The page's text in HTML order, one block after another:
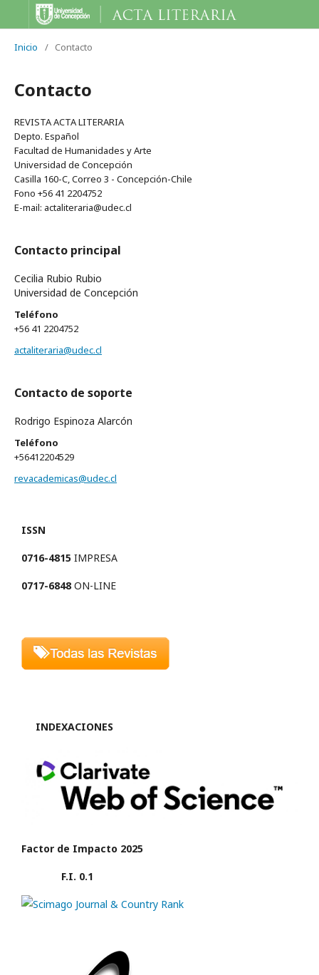
Inicio / Contacto
Contacto
REVISTA ACTA LITERARIA
Depto. Español
Facultad de Humanidades y Arte
Universidad de Concepción
Casilla 160-C, Correo 3 - Concepción-Chile
Fono +56 41 2204752
E-mail: actaliteraria@udec.cl
Contacto principal
Cecilia Rubio Rubio
Universidad de Concepción
Teléfono
+56 41 2204752
actaliteraria@udec.cl
Contacto de soporte
Rodrigo Espinoza Alarcón
Teléfono
+56412204529
revacademicas@udec.cl
ISSN
0716-4815 IMPRESA
0717-6848ON-LINE
INDEXACIONES
Factor de Impacto 2025
F.I. 0.1